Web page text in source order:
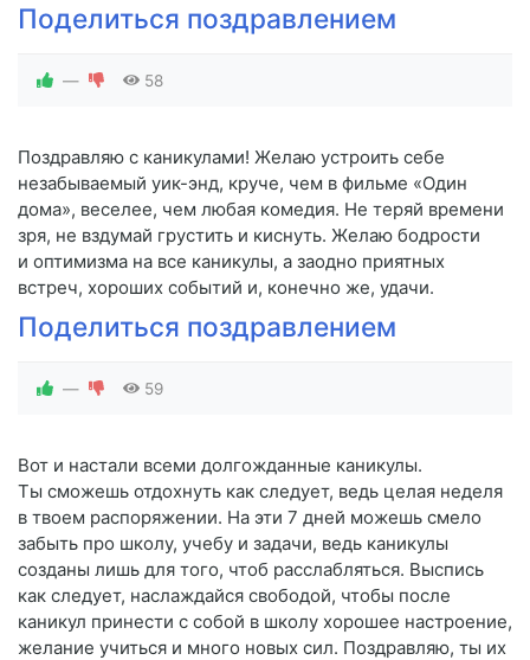
Поделиться поздравлением
— 58
Поздравляю с каникулами! Желаю устроить себе
незабываемый уик-энд, круче, чем в фильме «Один
дома», веселее, чем любая комедия. Не теряй времени
зря, не вздумай грустить и киснуть. Желаю бодрости
и оптимизма на все каникулы, а заодно приятных
встреч, хороших событий и, конечно же, удачи.
Поделиться поздравлением
— 59
Вот и настали всеми долгожданные каникулы.
Ты сможешь отдохнуть как следует, ведь целая неделя
в твоем распоряжении. На эти 7 дней можешь смело
забыть про школу, учебу и задачи, ведь каникулы
созданы лишь для того, чтоб расслабляться. Выспись
как следует, наслаждайся свободой, чтобы после
каникул принести с собой в школу хорошее настроение,
желание учиться и много новых сил. Поздравляю, ты их